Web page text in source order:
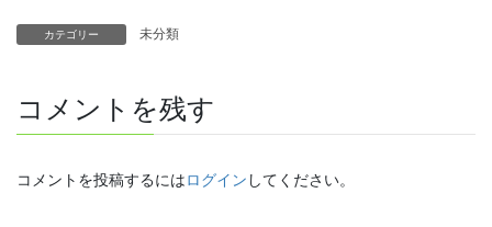
カテゴリー 未分類
コメントを残す
コメントを投稿するにはログイン してください。